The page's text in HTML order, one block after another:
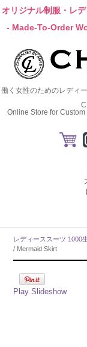
オリジナル制服・レ
- Made-To-Order
働く女性のためのレディ
Online Store for
レディーススーツ 1000
/ Mermaid Skirt
Play Slideshow